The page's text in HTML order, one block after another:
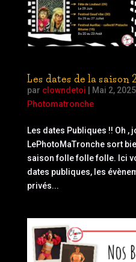
Les dates de la saison
par clowndetoi | Mai 2, 2025
Photomatronche
Les dates Publiques !! Oh ,
LePhotoMaTronche sort
saison folle folle folle. Ici
dates publiques, les
privés...